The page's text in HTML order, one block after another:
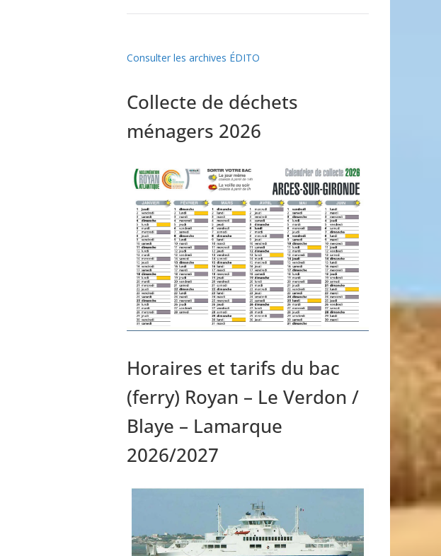
Consulter les archives ÉDITO
Collecte de déchets
ménagers 2026
Horaires et tarifs du bac
(ferry) Royan – Le Verdon /
Blaye – Lamarque
2026/2027